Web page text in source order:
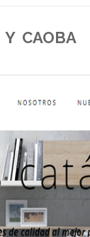
CAOBA